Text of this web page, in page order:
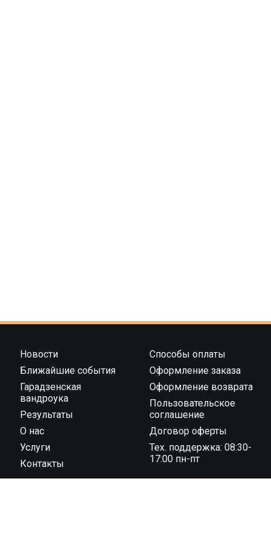
Новости
Ближайшие события
Гарадзенская
вандроука
Результаты
О нас
Услуги
Контакты
Способы оплаты
Оформление заказа
Оформление возврата
Пользовательское
соглашение
Договор оферты
Тех. поддержка: 08:30-
17:00 пн-пт